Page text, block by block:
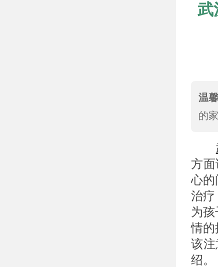
武
温
的
方
心的
治疗
为
情的
该
绍。